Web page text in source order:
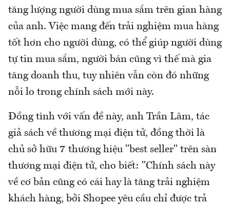
tăng lượng người dùng mua sắm trên gian hàng
của anh. Việc mang đến trải nghiệm mua hàng
tốt hơn cho người dùng, có thể giúp người dùng
tự tin mua sắm, người bán cũng vì thế mà gia
tăng doanh thu, tuy nhiên vẫn còn đó những
nỗi lo trong chính sách mới này.
Đồng tình với vấn đề này, anh Trần Lâm, tác
giả sách về thương mại điện tử, đồng thời là
chủ sở hữu 7 thương hiệu "best seller" trên sàn
thương mại điện tử, cho biết: "Chính sách này
về cơ bản cũng có cái hay là tăng trải nghiệm
khách hàng, bởi Shopee yêu cầu chỉ được trả